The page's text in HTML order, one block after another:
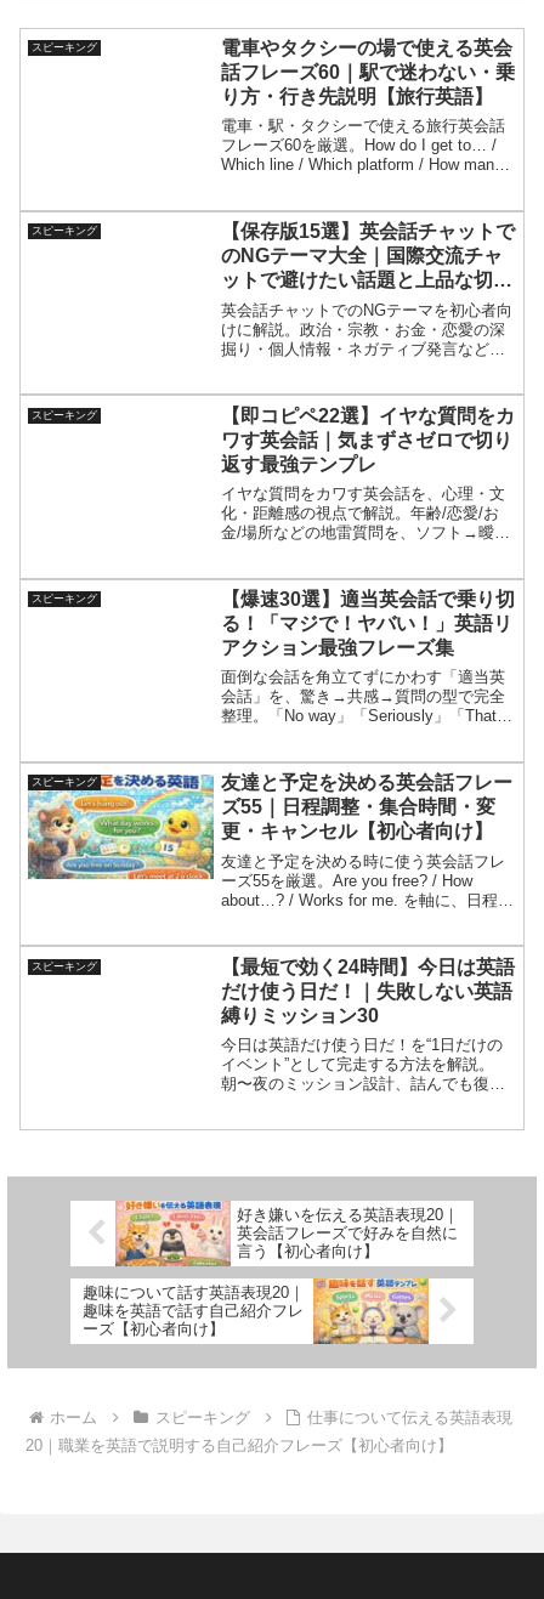
スピーキング
電車やタクシーの場で使える英会
話フレーズ60｜駅で迷わない・乗
り方・行き先説明【旅行英語】
電車・駅・タクシーで使える旅行英会話
フレーズ60を厳選。How do I get to… /
Which line / Which platform / How many
示・支払い・メーター確認も網羅。会話
ミッション、会話劇、NG例、発音＆1分
音読つき！
スピーキング
【保存版15選】英会話チャットで
のNGテーマ大全｜国際交流チャ
ットで避けたい話題と上品な切り
返し
英会話チャットでのNGテーマを初心者向
けに解説。政治・宗教・お金・恋愛の深
掘り・個人情報・ネガティブ発言など、
ーズを紹介。映画別の会話劇4本と安全な
話題例も掲載。
スピーキング
【即コピペ22選】イヤな質問をカ
ワす英会話｜気まずさゼロで切り
返す最強テンプレ
イヤな質問をカワす英会話を、心理・文
化・距離感の視点で解説。年齢/恋愛/お
金/場所などの地雷質問を、ソフト→曖昧
音読まで収録。国際交流で安全に会話を
続けたい人向け。
スピーキング
【爆速30選】適当英会話で乗り切
る！「マジで！ヤバい！」英語リ
アクション最強フレーズ集
面倒な会話を角立てずにかわす「適当英
会話」を、驚き→共感→質問の型で完全
整理。「No way」「Seriously」「That’s
で実戦練習。失礼にならないNG例、発音
（カタカナ＋アクセント）、1分音読つ
き。省エネでも会話が続く。
スピーキング
友達と予定を決める英会話フレー
ズ55｜日程調整・集合時間・変
更・キャンセル【初心者向け】
友達と予定を決める時に使う英会話フレ
ーズ55を厳選。Are you free? / How
about…? / Works for me. を軸に、日程調
話ミッション、会話劇、NG例、発音＆1
分音読つきで国際交流の約束もスムー
ズ！
スピーキング
【最短で効く24時間】今日は英語
だけ使う日だ！｜失敗しない英語
縛りミッション30
今日は英語だけ使う日だ！を“1日だけの
イベント”として完走する方法を解説。
朝〜夜のミッション設計、詰んでも復活
話で即実践。
好き嫌いを伝える英語表現20｜
英会話フレーズで好みを自然に
言う【初心者向け】
趣味について話す英語表現20｜
趣味を英語で話す自己紹介フレ
ーズ【初心者向け】
ホーム スピーキング
仕事について伝える英語表現
20｜職業を英語で説明する自己紹介フレーズ【初心者向け】